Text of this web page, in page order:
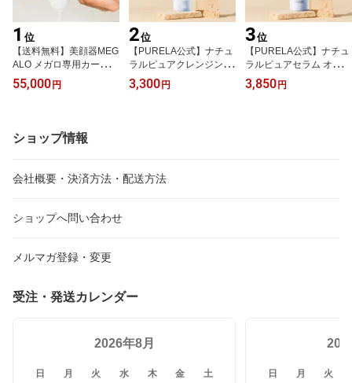
1 位
【送料無料】美顔器MEG
ALO メガロ専用カートリ
ッジ 5000ショット 高
速ショット ハイフ美顔器
肪 筋肉 血流促進 タンパ
ク質
55,000 円
2位
【PURELA公式】ナチュ
ラルピュアクレンジング
ジェル 130g エステサロ
ンクオリティ
3,300 円
3位
【PURELA公式】ナチュ
ラルピュアセラム オール
インワン美容液 100ml
【男女兼用】エステサロ
3,850 円
ショップ情報
会社概要・決済方法・配送方法
ショップへ問い合わせ
メルマガ登録・変更
受注・発送カレンダー
2026年8月
日 月 火 水 木 金 土 日 月 火